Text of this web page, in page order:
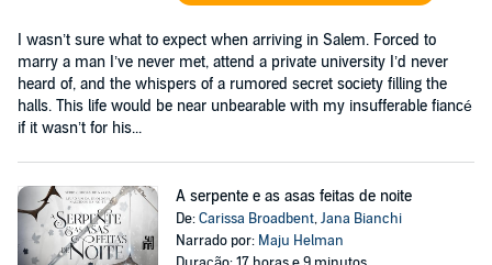
I wasn’t sure what to expect when arriving in Salem. Forced to
marry a man I’ve never met, attend a private university I’d never
heard of, and the whispers of a rumored secret society filling the
halls. This life would be near unbearable with my insufferable fiancé
if it wasn’t for his...
A serpente e as asas feitas de noite
De:Carissa Broadbent,Jana Bianchi
Narrado por: Maju Helman